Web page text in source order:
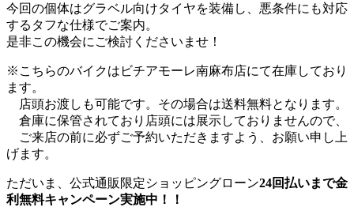
今回の個体はグラベル向けタイヤを装備し、悪条件にも対応
するタフな仕様でご案内。
是非この機会にご検討くださいませ！
※こちらのバイクはビチアモーレ南麻布店にて在庫しており
ます。
店頭お渡しも可能です。その場合は送料無料となります。
倉庫に保管されており店頭には展示しておりませんので、
ご来店の前に必ずご予約いただきますよう、お願い申し上
げます。
ただいま、公式通販限定ショッピングローン24回払いまで金
利無料キャンペーン実施中！！